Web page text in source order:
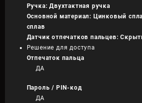
Ручка: Двухтактная ручка
Основной материал: Цинковый
сплав
Датчик отпечатков пальцев:
Решение для доступа
Отпечаток пальца
ДА
Пароль / PIN-код
ДА